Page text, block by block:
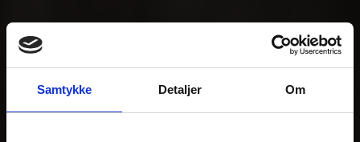
Samtykke Detaljer Om